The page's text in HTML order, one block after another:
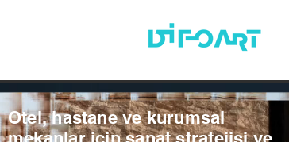
Otel, hastane ve kurumsal